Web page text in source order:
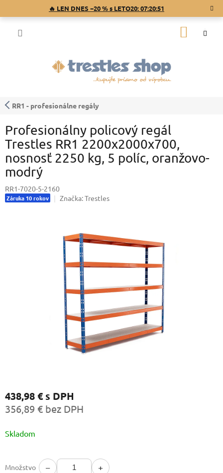
🔥 LEN DNES −20 % s LETO20:07:20:50
RR1 - profesionálne regály
Profesionálny policový regál
Trestles RR1 2200x2000x700,
nosnosť 2250 kg, 5 políc, oranžovo-
modrý
RR1-7020-5-2160
Záruka 10 rokov Značka:Trestles
438,98 €s DPH
356,89 € bez DPH
cena:
Skladom
Množstvo − +